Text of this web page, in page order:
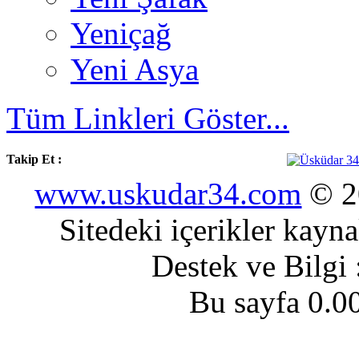
Yeniçağ
Yeni Asya
Tüm Linkleri Göster...
Takip Et :
www.uskudar34.com ©
Sitedeki içerikler
Destek ve
Bu sayfa